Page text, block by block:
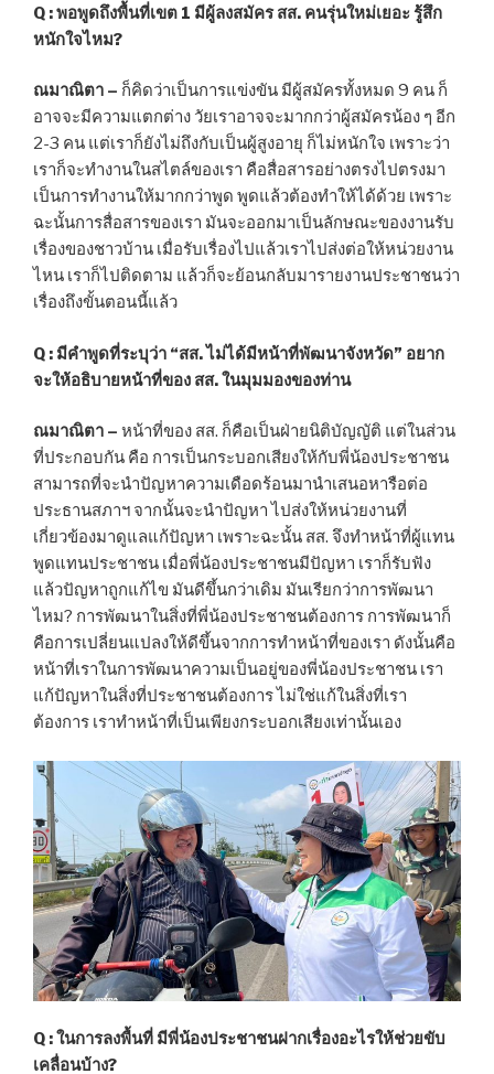
Q : พอพูดถึงพื้นที่เขต 1 มีผู้ลงสมัคร สส. คนรุ่นใหม่เยอะ รู้สึก
หนักใจไหม?
ณมาณิตา – ก็คิดว่าเป็นการแข่งขัน มีผู้สมัครทั้งหมด 9 คน ก็
อาจจะมีความแตกต่าง วัยเราอาจจะมากกว่าผู้สมัครน้อง ๆ อีก
2-3 คน แต่เราก็ยังไม่ถึงกับเป็นผู้สูงอายุ ก็ไม่หนักใจ เพราะว่า
เราก็จะทำงานในสไตล์ของเรา คือสื่อสารอย่างตรงไปตรงมา
เป็นการทำงานให้มากกว่าพูด พูดแล้วต้องทำให้ได้ด้วย เพราะ
ฉะนั้นการสื่อสารของเรา มันจะออกมาเป็นลักษณะของงานรับ
เรื่องของชาวบ้าน เมื่อรับเรื่องไปแล้วเราไปส่งต่อให้หน่วยงาน
ไหน เราก็ไปติดตาม แล้วก็จะย้อนกลับมารายงานประชาชนว่า
เรื่องถึงขั้นตอนนี้แล้ว
Q : มีคำพูดที่ระบุว่า “สส. ไม่ได้มีหน้าที่พัฒนาจังหวัด” อยาก
จะให้อธิบายหน้าที่ของ สส. ในมุมมองของท่าน
ณมาณิตา – หน้าที่ของ สส. ก็คือเป็นฝ่ายนิติบัญญัติ แต่ในส่วน
ที่ประกอบกัน คือ การเป็นกระบอกเสียงให้กับพี่น้องประชาชน
สามารถที่จะนำปัญหาความเดือดร้อนมานำเสนอหารือต่อ
ประธานสภาฯ จากนั้นจะนำปัญหา ไปส่งให้หน่วยงานที่
เกี่ยวข้องมาดูแลแก้ปัญหา เพราะฉะนั้น สส. จึงทำหน้าที่ผู้แทน
พูดแทนประชาชน เมื่อพี่น้องประชาชนมีปัญหา เราก็รับฟัง
แล้วปัญหาถูกแก้ไข มันดีขึ้นกว่าเดิม มันเรียกว่าการพัฒนา
ไหม? การพัฒนาในสิ่งที่พี่น้องประชาชนต้องการ การพัฒนาก็
คือการเปลี่ยนแปลงให้ดีขึ้นจากการทำหน้าที่ของเรา ดังนั้นคือ
หน้าที่เราในการพัฒนาความเป็นอยู่ของพี่น้องประชาชน เรา
แก้ปัญหาในสิ่งที่ประชาชนต้องการ ไม่ใช่แก้ในสิ่งที่เรา
ต้องการ เราทำหน้าที่เป็นเพียงกระบอกเสียงเท่านั้นเอง
Q : ในการลงพื้นที่ มีพี่น้องประชาชนฝากเรื่องอะไรให้ช่วยขับ
เคลื่อนบ้าง?